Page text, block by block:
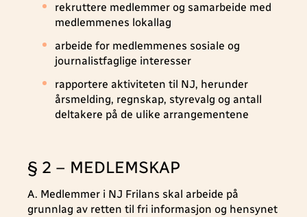
rekruttere medlemmer og samarbeide med
medlemmenes lokallag
arbeide for medlemmenes sosiale og
journalistfaglige interesser
rapportere aktiviteten til NJ, herunder
årsmelding, regnskap, styrevalg og antall
deltakere på de ulike arrangementene
§ 2 – MEDLEMSKAP
A. Medlemmer i NJ Frilans skal arbeide på
grunnlag av retten til fri informasjon og hensynet